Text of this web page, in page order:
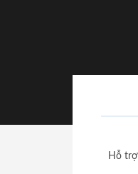
Hỗ